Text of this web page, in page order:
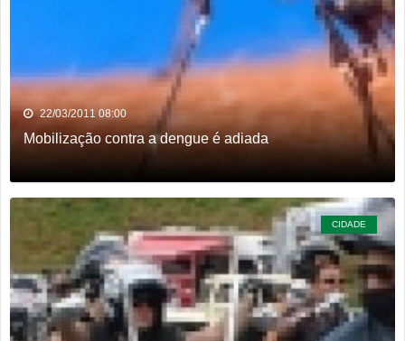
22/03/2011 08:00
Mobilização contra a dengue é adiada
CIDADE